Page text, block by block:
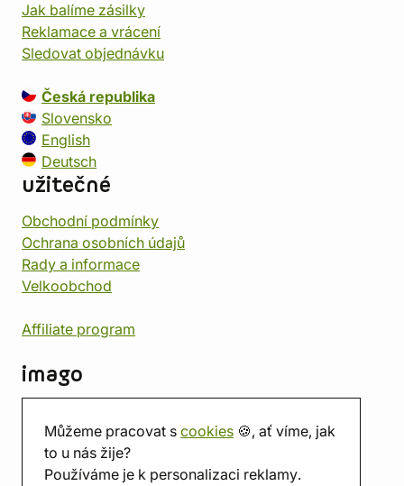
Můžeme pracovat s cookies 🍪, ať víme, jak
to u nás žije?
Používáme je k personalizaci reklamy.
Jak balíme zásilky
Reklamace a vrácení
Sledovat objednávku
Česká republika
Slovensko
English
Deutsch
užitečné
Obchodní podmínky
Ochrana osobních údajů
Rady a informace
Velkoobchod
Affiliate program
imago
Prodejna
Herna
O nás